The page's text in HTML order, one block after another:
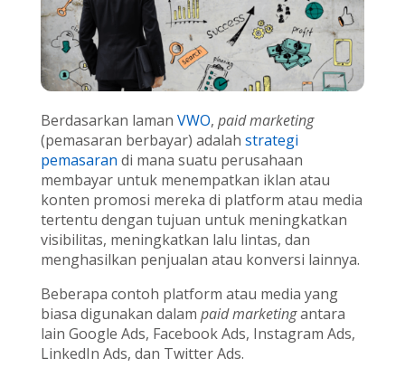
Berdasarkan laman VWO, paid marketing
(pemasaran berbayar) adalah strategi
pemasaran di mana suatu perusahaan
membayar untuk menempatkan iklan atau
konten promosi mereka di platform atau media
tertentu dengan tujuan untuk meningkatkan
visibilitas, meningkatkan lalu lintas, dan
menghasilkan penjualan atau konversi lainnya.
Beberapa contoh platform atau media yang
biasa digunakan dalam paid marketingantara
lain Google Ads, Facebook Ads, Instagram Ads,
LinkedIn Ads, dan Twitter Ads.